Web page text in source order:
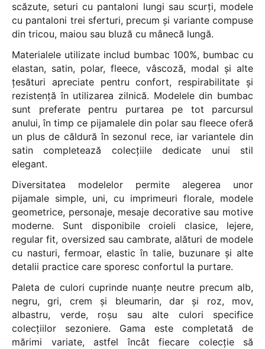
scăzute, seturi cu pantaloni lungi sau scurți, modele
cu pantaloni trei sferturi, precum și variante compuse
din tricou, maiou sau bluză cu mânecă lungă.
Materialele utilizate includ bumbac 100%, bumbac cu
elastan, satin, polar, fleece, vâscoză, modal și alte
țesături apreciate pentru confort, respirabilitate și
rezistență în utilizarea zilnică. Modelele din bumbac
sunt preferate pentru purtarea pe tot parcursul
anului, în timp ce pijamalele din polar sau fleece oferă
un plus de căldură în sezonul rece, iar variantele din
satin completează colecțiile dedicate unui stil
elegant.
Diversitatea modelelor permite alegerea unor
pijamale simple, uni, cu imprimeuri florale, modele
geometrice, personaje, mesaje decorative sau motive
moderne. Sunt disponibile croieli clasice, lejere,
regular fit, oversized sau cambrate, alături de modele
cu nasturi, fermoar, elastic în talie, buzunare și alte
detalii practice care sporesc confortul la purtare.
Paleta de culori cuprinde nuanțe neutre precum alb,
negru, gri, crem și bleumarin, dar și roz, mov,
albastru, verde, roșu sau alte culori specifice
colecțiilor sezoniere. Gama este completată de
mărimi variate, astfel încât fiecare colecție să